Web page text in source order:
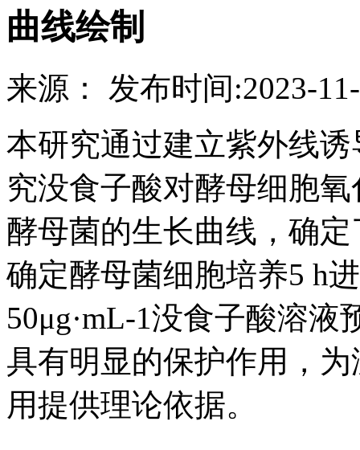
曲线绘制
来源： 发布时间:2023-
本研究通过建立紫外线
究没食子酸对酵母细胞
酵母菌的生长曲线，确
确定酵母菌细胞培养5 h
50μg·mL-1没食子酸溶
具有明显的保护作用，
用提供理论依据。